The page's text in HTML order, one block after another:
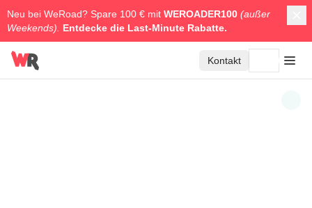
Neu bei WeRoad? Spare 100 € mit WEROADER100 (außer
Weekends).
Entdecke die Last-Minute Rabatte.
Kontakt